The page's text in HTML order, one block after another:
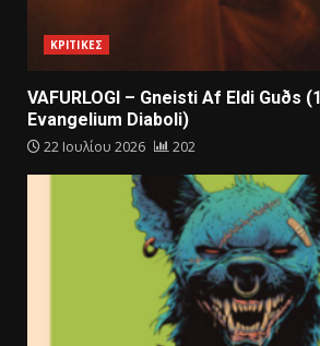
ΚΡΙΤΙΚΕΣ
VAFURLOGI – Gneisti Af Eldi Guðs
Evangelium Diaboli)
22 Ιουλίου 2026 202